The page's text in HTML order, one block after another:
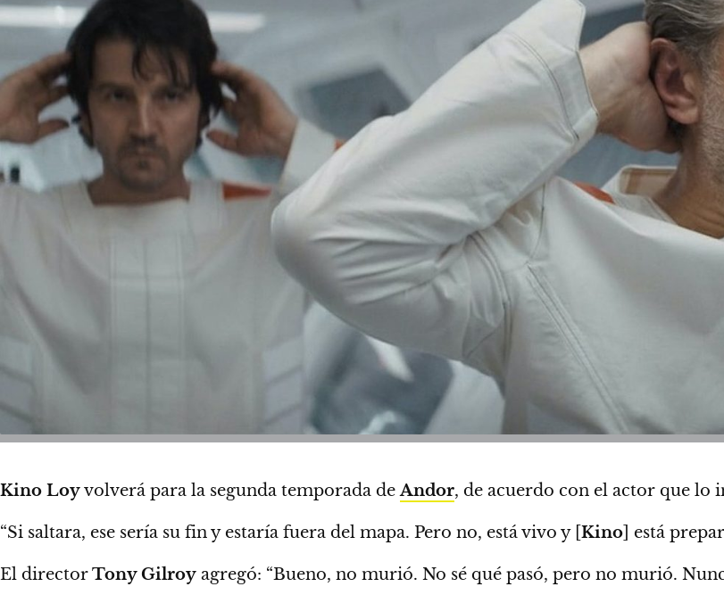
Kino Loyvolverá para la segunda temporada deAndor, de acuerdo con el actor que lo
“Si saltara, ese sería su fin y estaría fuera del mapa. Pero no, está vivo y [Kino] está
El directorTony Gilroy agregó: “Bueno, no murió. No sé qué pasó, pero no murió.